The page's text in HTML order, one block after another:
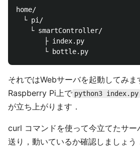
home/
└ pi/
└ smartController/
├ index.py
それではWebサーバを起動してみま
Raspberry Pi上で python3 index.py
が立ち上がります．
curl コマンドを使って今立てたサ
送り，動いているか確認しましょ